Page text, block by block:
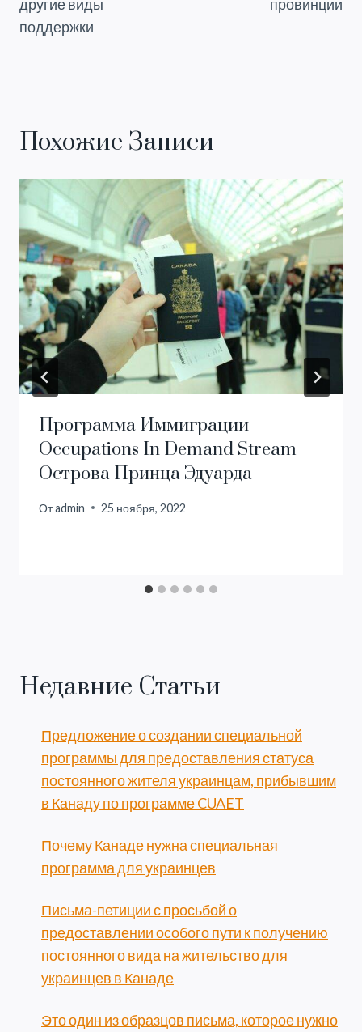
другие виды
поддержки
провинции
Похожие Записи
Программа Иммиграции
Occupations In Demand Stream
Острова Принца Эдуарда
Отadmin 25 ноября, 2022
Недавние Статьи
Предложение о создании специальной
программы для предоставления статуса
постоянного жителя украинцам, прибывшим
в Канаду по программе CUAET
Почему Канаде нужна специальная
программа для украинцев
Письма-петиции с просьбой о
предоставлении особого пути к получению
постоянного вида на жительство для
украинцев в Канаде
Это один из образцов письма, которое нужно